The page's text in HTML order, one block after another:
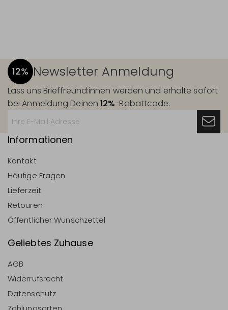
12% Newsletter Anmeldung
Lass uns Brieffreund:innen werden und erhalte sofort
bei Anmeldung Deinen12%-Rabattcode.
Informationen
Kontakt
Häufige Fragen
Lieferzeit
Retouren
Öffentlicher Wunschzettel
Geliebtes Zuhause
AGB
Widerrufsrecht
Datenschutz